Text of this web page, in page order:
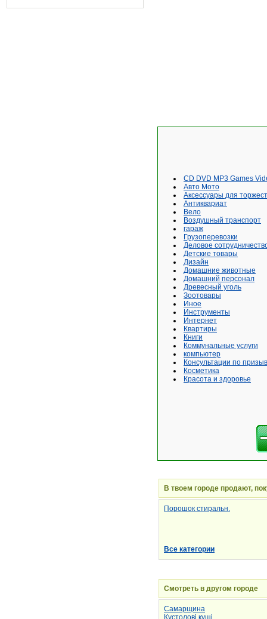
CD DVD MP3 Games
Авто Мото
Аксессуары для
Антиквариат
Вело
Воздушный транспорт
гараж
Грузоперевозки
Деловое
Детские товары
Дизайн
Домашние животные
Домашний персонал
Древесный уголь
Зоотовары
Иное
Инструменты
Интернет
Квартиры
Книги
Коммунальные услуги
компьютер
Консультации по
Косметика
Красота и здоровье
В твоем городе продают,
Порошок стиральн.
Все категории
Смотреть в другом городе
Самарщина
Кустолові кущі